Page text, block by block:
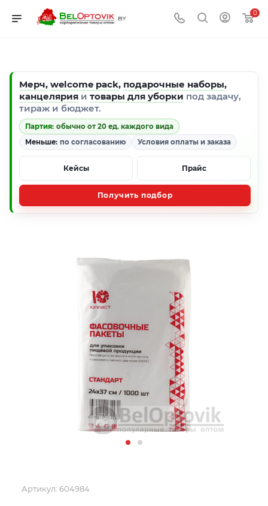
0
Мерч, welcome pack, подарочные наборы,
канцелярия и товары для уборки под задачу,
тираж и бюджет.
Партия: обычно от 20 ед. каждого вида
Меньше: по согласованию Условия оплаты и заказа
Кейсы Прайс
Получить подбор
Артикул: 604984